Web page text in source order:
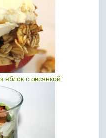
яблок с овсянкой